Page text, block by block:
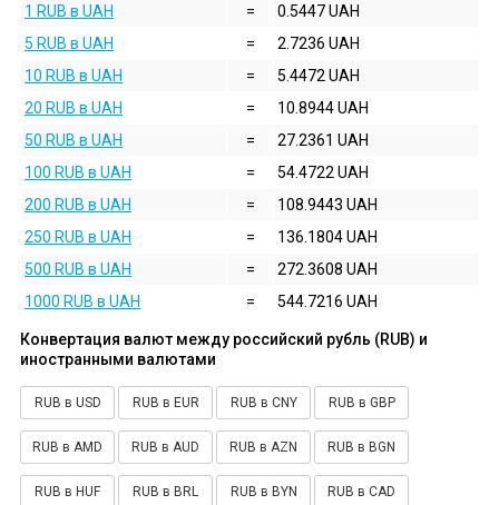
1 RUB в UAH
=
0.5447 UAH
5 RUB в UAH
=
2.7236 UAH
10 RUB в UAH
=
5.4472 UAH
20 RUB в UAH
=
10.8944 UAH
50 RUB в UAH
=
27.2361 UAH
100 RUB в UAH
=
54.4722 UAH
200 RUB в UAH
=
108.9443 UAH
250 RUB в UAH
=
136.1804 UAH
500 RUB в UAH
=
272.3608 UAH
1000 RUB в UAH
= 544.7216 UAH
Конвертация валют между российский рубль (RUB) и
иностранными валютами
RUB в USD RUB в EUR RUB в CNY RUB в GBP
RUB в AMD RUB в AUD RUB в AZN RUB в BGN
RUB в HUF RUB в BRL RUB в BYN RUB в CAD